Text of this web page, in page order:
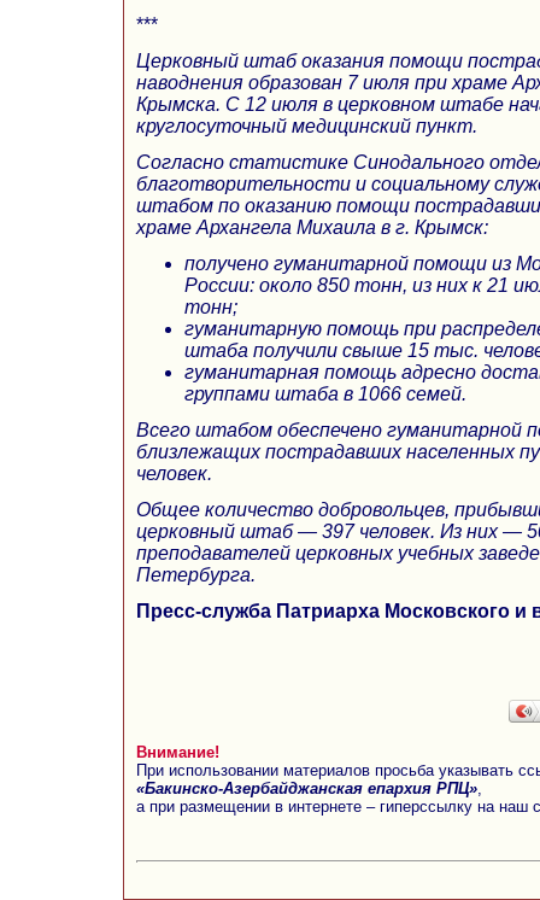
***
Церковный штаб оказания помощи
наводнения образован 7 июля при храме
Крымска. С 12 июля в церковном штабе
круглосуточный медицинский пункт.
Согласно статистике Синодального
благотворительности и социальному
штабом по оказанию помощи
храме Архангела Михаила в г. Крымск:
получено гуманитарной помощи из
России: около 850 тонн, из них к 21
тонн;
гуманитарную помощь при
штаба получили свыше 15 тыс.
гуманитарная помощь адресно
группами штаба в 1066 семей.
Всего штабом обеспечено гуманитарной
близлежащих пострадавших населенных
человек.
Общее количество добровольцев,
церковный штаб — 397 человек. Из них —
преподавателей церковных учебных
Петербурга.
Пресс-служба Патриарха Московского и
Внимание!
При использовании материалов просьба указывать
«Бакинско-Азербайджанская епархия РПЦ»
а при размещении в интернете – гиперссылку на наш